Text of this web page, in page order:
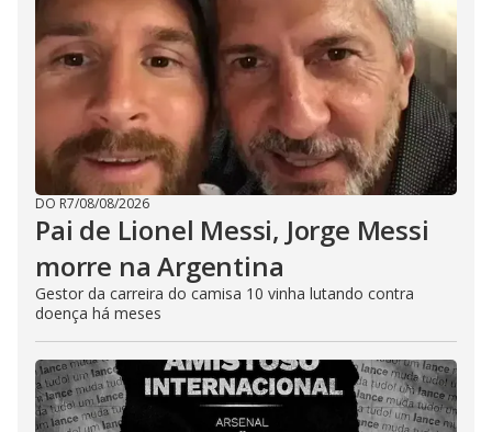
DO R7/08/08/2026
Pai de Lionel Messi, Jorge Messi
morre na Argentina
Gestor da carreira do camisa 10 vinha lutando contra
doença há meses